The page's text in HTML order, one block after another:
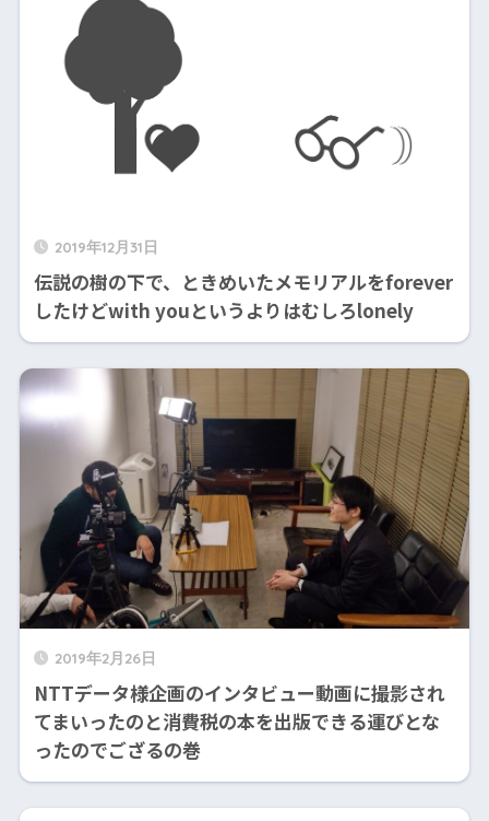
2019年12月31日
伝説の樹の下で、ときめいたメモリアルをforever
したけどwith youというよりはむしろlonely
2019年2月26日
NTTデータ様企画のインタビュー動画に撮影され
てまいったのと消費税の本を出版できる運びとな
ったのでござるの巻